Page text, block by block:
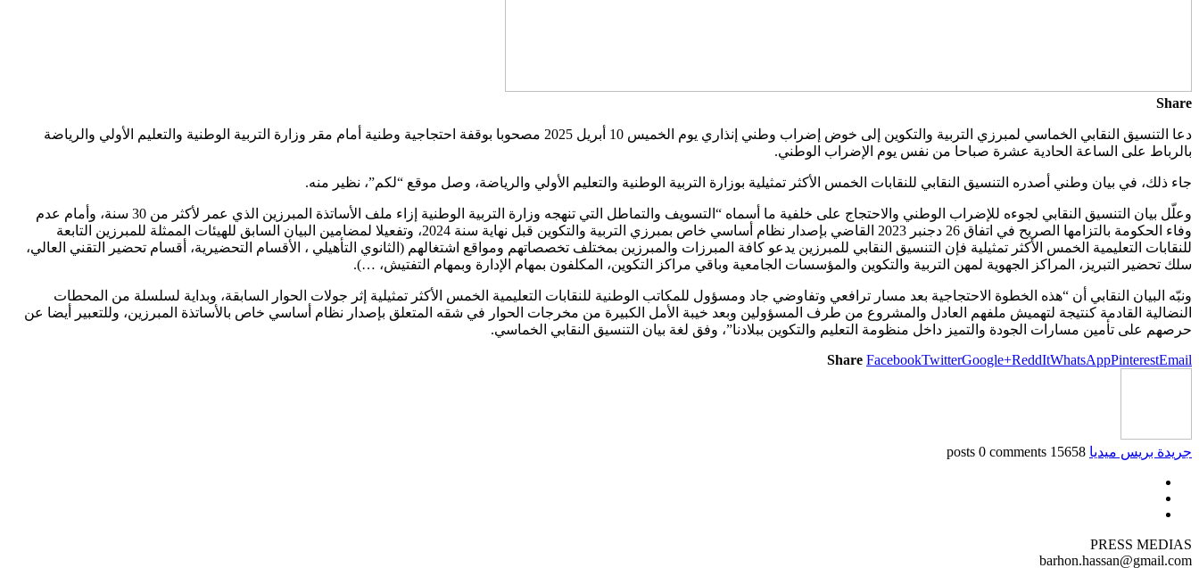
Share
دعا التنسيق النقابي الخماسي لمبرزي التربية والتكوين إلى خوض إضراب وطني إنذاري يوم الخميس 10 أبريل 2025 مصحوبا بوقفة احتجاجية وطنية أمام مقر وزارة التربية الوطنية والتعليم الأولي والرياضة
بالرباط على الساعة الحادية عشرة صباحا من نفس يوم الإضراب الوطني.
جاء ذلك، في بيان وطني أصدره التنسيق النقابي للنقابات الخمس الأكثر تمثيلية بوزارة التربية الوطنية والتعليم الأولي والرياضة، وصل موقع “لكم”، نظير منه.
وعلّل بيان التنسيق النقابي لجوءه للإضراب الوطني والاحتجاج على خلفية ما أسماه “التسويف والتماطل التي تنهجه وزارة التربية الوطنية إزاء ملف الأساتذة المبرزين الذي عمر لأكثر من 30 سنة، وأمام عدم
وفاء الحكومة بالتزامها الصريح في اتفاق 26 دجنبر 2023 القاضي بإصدار نظام أساسي خاص بمبرزي التربية والتكوين قبل نهاية سنة 2024، وتفعيلا لمضامين البيان السابق للهيئات الممثلة للمبرزين التابعة
للنقابات التعليمية الخمس الأكثر تمثيلية فإن التنسيق النقابي للمبرزين يدعو كافة المبرزات والمبرزين بمختلف تخصصاتهم ومواقع اشتغالهم (الثانوي التأهيلي ، الأقسام التحضيرية، أقسام تحضير التقني العالي،
سلك تحضير التبريز، المراكز الجهوية لمهن التربية والتكوين والمؤسسات الجامعية وباقي مراكز التكوين، المكلفون بمهام الإدارة وبمهام التفتيش، …).
ونبّه البيان النقابي أن “هذه الخطوة الاحتجاجية بعد مسار ترافعي وتفاوضي جاد ومسؤول للمكاتب الوطنية للنقابات التعليمية الخمس الأكثر تمثيلية إثر جولات الحوار السابقة، وبداية لسلسلة من المحطات
النضالية القادمة كنتيجة لتهميش ملفهم العادل والمشروع من طرف المسؤولين وبعد خيبة الأمل الكبيرة من مخرجات الحوار في شقه المتعلق بإصدار نظام أساسي خاص بالأساتذة المبرزين، وللتعبير أيضا عن
حرصهم على تأمين مسارات الجودة والتميز داخل منظومة التعليم والتكوين ببلادنا”، وفق لغة بيان التنسيق النقابي الخماسي.
Share FacebookTwitterGoogle+ReddItWhatsAppPinterestEmail
جريدة بريس ميديا 15658 posts
0 comments
PRESS MEDIAS
barhon.hassan@gmail.com